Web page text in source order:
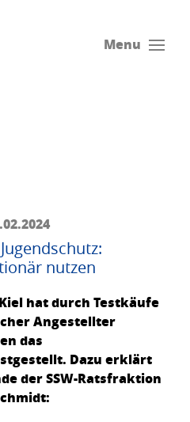
Menu
nutzen
hat durch Testkäufe
Angestellter
das
Dazu erklärt
der SSW-Ratsfraktion